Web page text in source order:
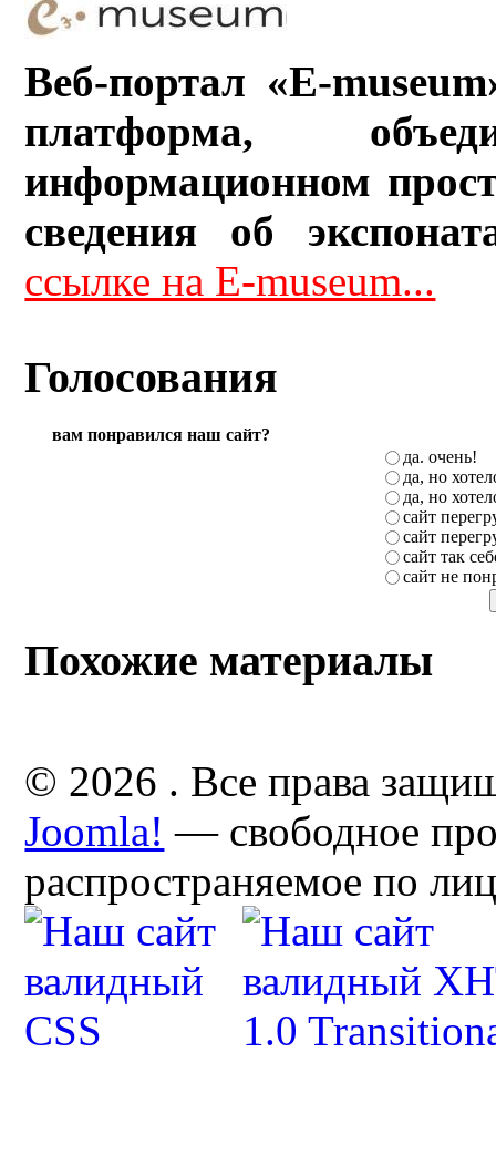
Веб-портал «E-
платформа,
информационном
сведения об
ссылке на E-museum...
Голосования
вам понравился наш сайт?
да. очень!
да, но
да, но
сайт
сайт
сайт так
сайт не
Похожие материалы
© 2026 . Все права
Joomla! — свободное
распространяемое по